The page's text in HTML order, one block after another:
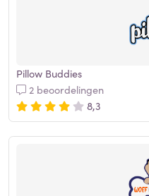
Pillow Buddies
2 beoordelingen
8,3